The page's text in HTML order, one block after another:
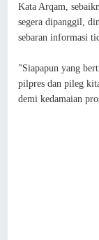
Kata Arqam,
segera dipanggil,
sebaran informasi
"Siapapun yang
pilpres dan pileg
demi kedamaian